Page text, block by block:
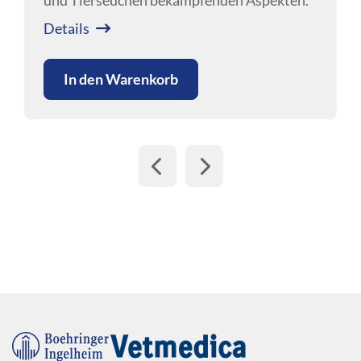
zahlreiche bioaktive Substanzen, die dafür
"Das Durchfallkalb braucht viel mehr als
nur Elektrolyte"
In den Warenkorb